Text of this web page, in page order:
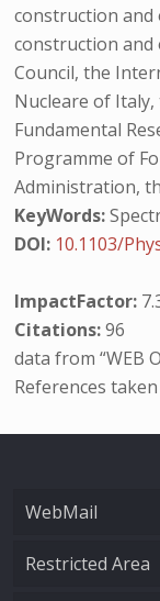
construction and
construction and
Council, the
Nucleare of Italy,
Fundamental
Programme of
Administration,
KeyWords:
DOI: 10.1103/
ImpactFactor:
Citations:96
data from “WEB
References
WebMail
Restricted Area